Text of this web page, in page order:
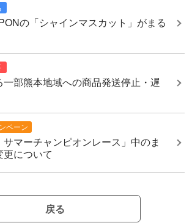
の「シャインマスカット」がまる
部熊本地域への商品発送停止・遅
ペーン
マーチャンピオンレース」中のま
について
戻る